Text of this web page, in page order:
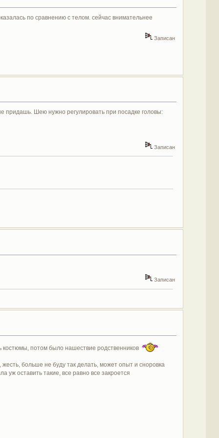
по сравнению с телом. сейчас внимательнее
Записан
придашь. Шею нужно регулировать при посадке головы:
Записан
Записан
костюмы, потом было нашествие родственников
больше не буду так делать, может опыт и сноровка
уж оставить такие, все равно все закроется